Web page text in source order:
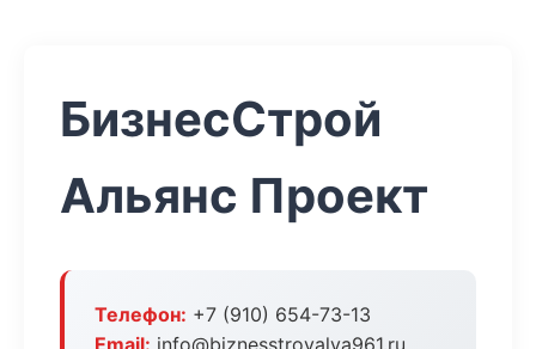
БизнесСтрой
Альянс Проект
Телефон: +7 (910) 654-73-13
Email: info@biznesstroyalya961.ru